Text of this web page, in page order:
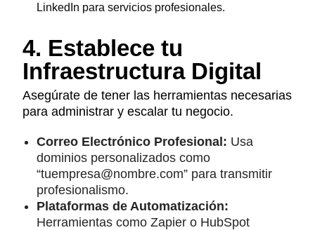
LinkedIn para servicios profesionales.
4. Establece tu
Infraestructura Digital
Asegúrate de tener las herramientas necesarias
para administrar y escalar tu negocio.
Correo Electrónico Profesional: Usa
dominios personalizados como
“tuempresa@nombre.com” para transmitir
profesionalismo.
Plataformas de Automatización:
Herramientas como Zapier o HubSpot